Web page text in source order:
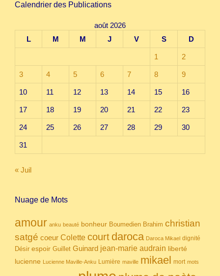
Calendrier des Publications
août 2026
L
M M J V S D
1 2
3 4 5 6 7 8 9
10 11 12 13 14 15 16
17 18 19 20 21 22 23
24 25 26 27 28 29 30
31
« Juil
Nuage de Mots
amour anku beauté bonheur Boumedien Brahim christian
satgé coeur Colette court daroca Daroca Mikael dignité
Désir espoir Guillet Guinard jean-marie audrain liberté
lucienne Lucienne Maville-Anku Lumière maville mikael mort mots